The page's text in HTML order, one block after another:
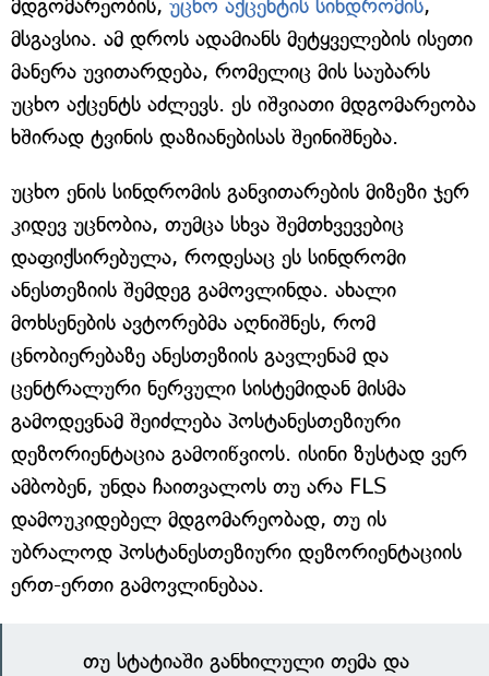
მდგომარეობის, უცხო აქცენტის სინდრომის,
მსგავსია. ამ დროს ადამიანს მეტყველების ისეთი
მანერა უვითარდება, რომელიც მის საუბარს
უცხო აქცენტს აძლევს. ეს იშვიათი მდგომარეობა
ხშირად ტვინის დაზიანებისას შეინიშნება.
უცხო ენის სინდრომის განვითარების მიზეზი ჯერ
კიდევ უცნობია, თუმცა სხვა შემთხვევებიც
დაფიქსირებულა, როდესაც ეს სინდრომი
ანესთეზიის შემდეგ გამოვლინდა. ახალი
მოხსენების ავტორებმა აღნიშნეს, რომ
ცნობიერებაზე ანესთეზიის გავლენამ და
ცენტრალური ნერვული სისტემიდან მისმა
გამოდევნამ შეიძლება პოსტანესთეზიური
დეზორიენტაცია გამოიწვიოს. ისინი ზუსტად ვერ
ამბობენ, უნდა ჩაითვალოს თუ არა FLS
დამოუკიდებელ მდგომარეობად, თუ ის
უბრალოდ პოსტანესთეზიური დეზორიენტაციის
ერთ-ერთი გამოვლინებაა.
თუ სტატიაში განხილული თემა და